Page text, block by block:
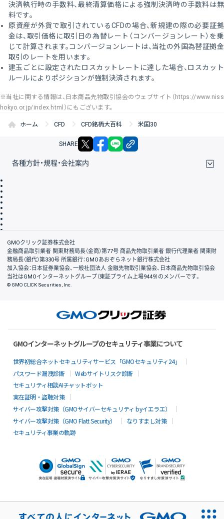
決済執行時の手数料、最終清算価格による強制決済時の手数料は無
料です。
原資産が外貨で取引されているCFDの場合、新規建の際の必要証拠
金は、取引価格に取引日の為替レート（コンバージョンレート）を乗
じて計算されます。コンバージョンレートは、当社の外国為替証拠金
取引のレートを用います。
建玉ごとに設定されたロスカットレートに達した場合、ロスカット
ルールによりポジションが強制決済されます。
※当社に関する情報は、日本商品先物取引協会のウェブサイト（https://www.niss
hokyo.or.jp/index.html）にもございます。
ホーム CFD CFD銘柄大百科 米国30
SHARE X facebook
各種方針・規程・会社案内
会社案内
GMOクリック証券株式会社
金融商品取引業者 関東財務局長（金商）第77号 商品先物取引業者 銀行代理業者 関東財
務局長（銀代）第330号 所属銀行：GMOあおぞらネット銀行株式会社
加入協会：日本証券業協会、一般社団法人 金融先物取引業協会、日本商品先物取引協会
当社はGMOインターネットグループ（東証プライム上場9449）のメンバーです。
© GMO CLICK Securities, Inc.
GMOインターネットグループのセキュリティ事業について
世界初総合ネットセキュリティサービス「GMOセキュリティ24」
パスワード漏洩診断
Webサイトリスク診断
セキュリティ相談AIチャットボット
実在証明・盗聴対策
サイバー攻撃対策（GMOサイバーセキュリティ byイエラエ）
サイバー攻撃対策（GMO Flatt Security）
なりすまし対策
セキュリティ事業の軌跡